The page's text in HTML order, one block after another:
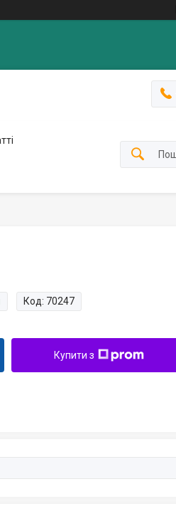
Код: 70247
Купити з